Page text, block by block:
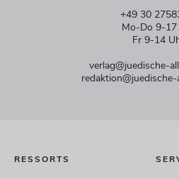
+49 30
Mo-Do 9-17
Fr 9-14
verlag@juedische-
RESSORTS